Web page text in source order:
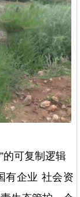
的可复制逻辑
有企业 社会资